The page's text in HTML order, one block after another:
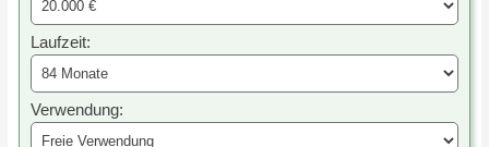
Laufzeit:
Verwendung: